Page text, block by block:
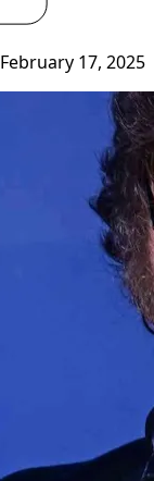
February 17, 2025